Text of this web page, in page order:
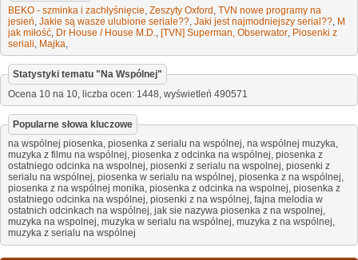
BEKO - szminka i zachłyśnięcie, Zeszyty Oxford, TVN nowe programy na
jesień, Jakie są wasze ulubione seriale??, Jaki jest najmodniejszy serial??, M
jak miłość, Dr House / House M.D., [TVN] Superman, Obserwator, Piosenki z
seriali, Majka,
Statystyki tematu " Na Wspólnej"
Ocena 10 na 10 liczba ocen: 1448 , wyświetleń 490571
Popularne słowa kluczowe
na wspólnej piosenka, piosenka z serialu na wspólnej, na wspólnej muzyka,
muzyka z filmu na wspólnej, piosenka z odcinka na wspólnej, piosenka z
ostatniego odcinka na wspolnej, piosenki z serialu na wspolnej, piosenki z
serialu na wspólnej, piosenka w serialu na wspólnej, piosenka z na wspólnej,
piosenka z na wspólnej monika, piosenka z odcinka na wspolnej, piosenka z
ostatniego odcinka na wspólnej, piosenki z na wspólnej, fajna melodia w
ostatnich odcinkach na wspólnej, jak sie nazywa piosenka z na wspolnej,
muzyka na wspolnej, muzyka w serialu na wspólnej, muzyka z na wspólnej,
muzyka z serialu na wspólnej